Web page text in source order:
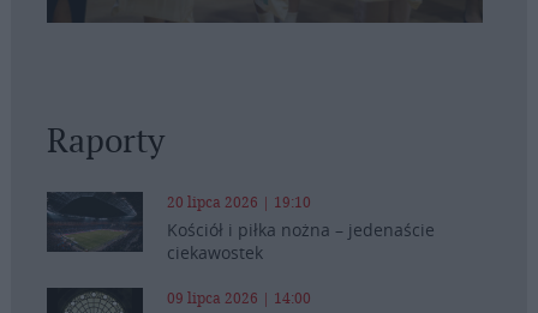
Raporty
20 lipca 2026 | 19:10
Kościół i piłka nożna – jedenaście
ciekawostek
09 lipca 2026 | 14:00